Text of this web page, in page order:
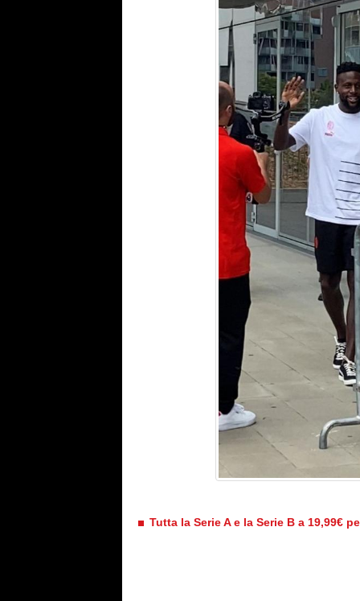
Tutta la Serie A e la Serie B a 19,99€